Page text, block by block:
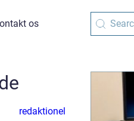
os
redaktionel